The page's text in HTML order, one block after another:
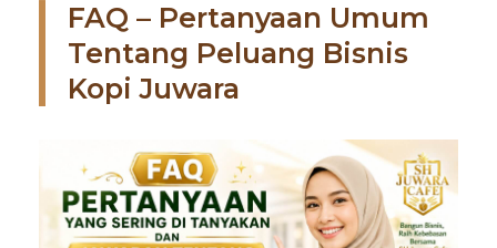
FAQ – Pertanyaan Umum
Tentang Peluang Bisnis
Kopi Juwara